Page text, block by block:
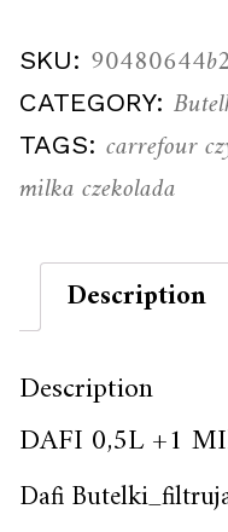
SKU:
CATEGORY:
TAGS: carrefour
milka czekolada
Description
Description
DAFI 0,5L +1
Dafi